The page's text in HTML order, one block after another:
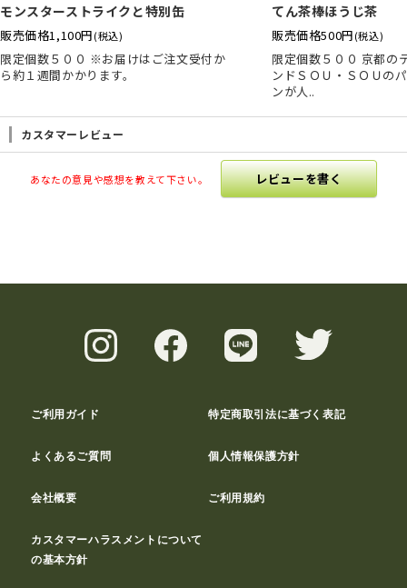
モンスターストライクと特別缶
販売価格1,100円(税込)
限定個数５００ ※お届けはご注文受付か
ら約１週間かかります。
てん茶棒ほうじ茶
販売価格500円(税込)
限定個数５００ 京都の
ンドＳＯＵ・ＳＯＵの
ンが人..
カスタマーレビュー
あなたの意見や感想を教えて下さい。 レビューを書く
ご利用ガイド 特定商取引法に基づく表記
よくあるご質問 個人情報保護方針
会社概要 ご利用規約
カスタマーハラスメントについて
の基本方針